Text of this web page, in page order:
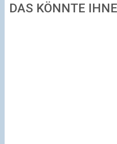
DAS KÖNNTE